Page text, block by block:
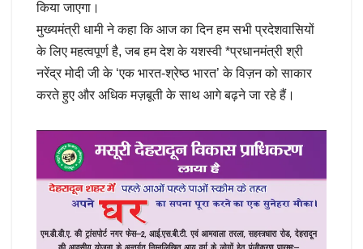
किया जाएगा।
मुख्यमंत्री धामी ने कहा कि आज का दिन हम सभी प्रदेशवासियों
के लिए महत्वपूर्ण है, जब हम देश के यशस्वी *प्रधानमंत्री श्री
नरेंद्र मोदी जी के ‘एक भारत-श्रेष्ठ भारत’ के विज़न को साकार
करते हुए और अधिक मज़बूती के साथ आगे बढ़ने जा रहे हैं।